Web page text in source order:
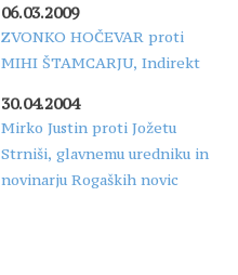
06.03.2009
ZVONKO HOČEVAR proti
MIHI ŠTAMCARJU, Indirekt
30.04.2004
Mirko Justin proti Jožetu
Strniši, glavnemu uredniku in
novinarju Rogaških novic